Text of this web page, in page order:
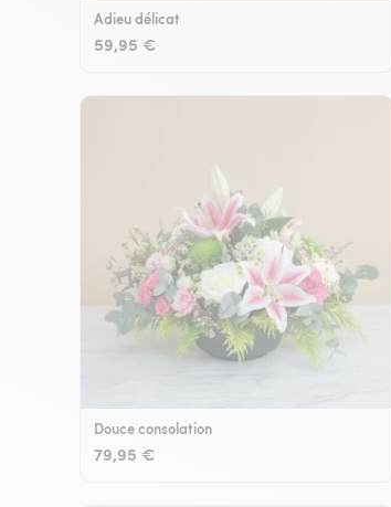
Adieu délicat
59,95 €
Douce consolation
79,95 €